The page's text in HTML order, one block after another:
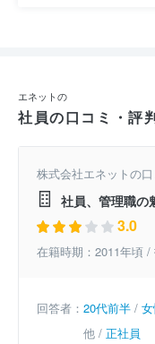
エネットの
社員の口コミ・評
株式会社エネットの
社員、管理職の
3.0
在籍時期：2011年頃 /
回答者： 20代前半 /
他 / 正社員